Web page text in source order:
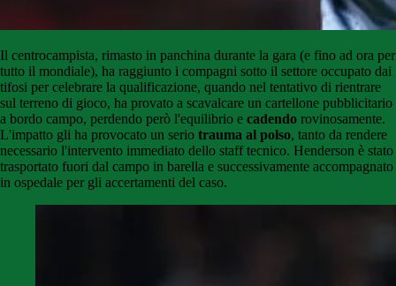
Il centrocampista, rimasto in panchina durante la gara (e fino ad ora per
tutto il mondiale), ha raggiunto i compagni sotto il settore occupato dai
tifosi per celebrare la qualificazione, quando nel tentativo di rientrare
sul terreno di gioco, ha provato a scavalcare un cartellone pubblicitario
a bordo campo, perdendo però l'equilibrio e cadendo rovinosamente.
L'impatto gli ha provocato un serio trauma al polso, tanto da rendere
necessario l'intervento immediato dello staff tecnico. Henderson è stato
trasportato fuori dal campo in barella e successivamente accompagnato
in ospedale per gli accertamenti del caso.